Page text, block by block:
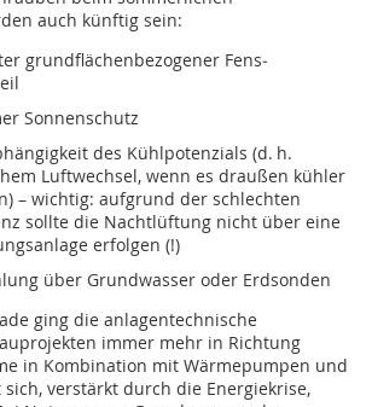
auch künftig sein:
grundflächenbezogener Fens­
Sonnenschutz
des Kühlpotenzials (d. h.
Luftwechsel, wenn es draußen kühler
– wichtig: aufgrund der schlechten
sollte die Nachtlüftung nicht über eine
erfolgen (!)
über Grundwasser oder Erdsonden
ging die anlagentechnische
immer mehr in Richtung
in Kombination mit Wärmepumpen und
verstärkt durch die Energiekrise,